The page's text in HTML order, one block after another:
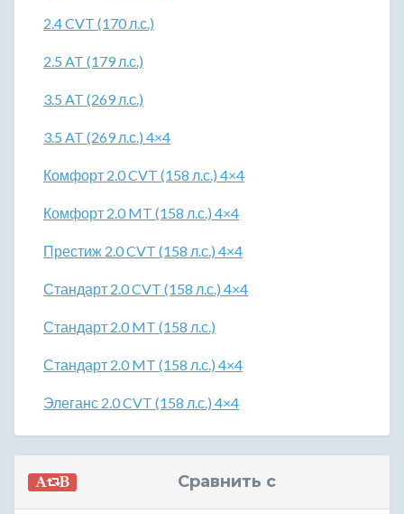
2.4 CVT (170 л.с.)
2.5 AT (179 л.с.)
3.5 AT (269 л.с.)
3.5 AT (269 л.с.) 4×4
Комфорт 2.0 CVT (158 л.с.) 4×4
Комфорт 2.0 MT (158 л.с.) 4×4
Престиж 2.0 CVT (158 л.с.) 4×4
Стандарт 2.0 CVT (158 л.с.) 4×4
Стандарт 2.0 MT (158 л.с.)
Стандарт 2.0 MT (158 л.с.) 4×4
Элеганс 2.0 CVT (158 л.с.) 4×4
Сравнить с